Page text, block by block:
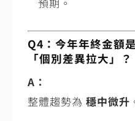
Q4：今年年終金額
「個別差異拉大」？
A：
整體趨勢為 穩中微升